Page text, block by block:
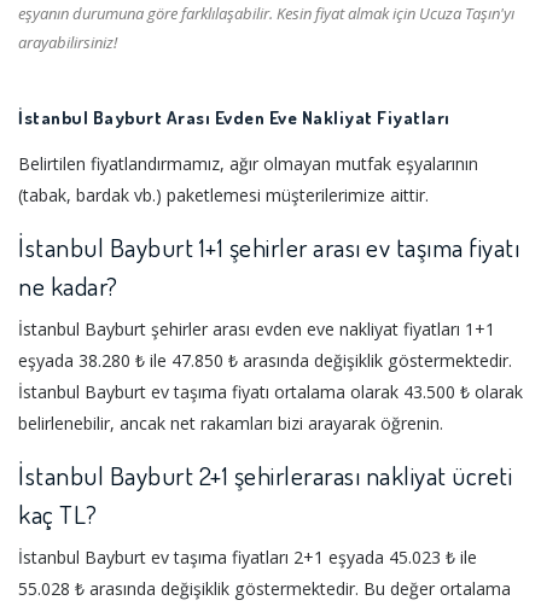
eşyanın durumuna göre farklılaşabilir. Kesin fiyat almak için Ucuza Taşın'yı
arayabilirsiniz!
İstanbul Bayburt Arası Evden Eve Nakliyat Fiyatları
Belirtilen fiyatlandırmamız, ağır olmayan mutfak eşyalarının
(tabak, bardak vb.) paketlemesi müşterilerimize aittir.
İstanbul Bayburt 1+1 şehirler arası ev taşıma fiyatı
ne kadar?
İstanbul Bayburt şehirler arası evden eve nakliyat fiyatları 1+1
eşyada 38.280 ₺ ile 47.850 ₺ arasında değişiklik göstermektedir.
İstanbul Bayburt ev taşıma fiyatı ortalama olarak 43.500 ₺ olarak
belirlenebilir, ancak net rakamları bizi arayarak öğrenin.
İstanbul Bayburt 2+1 şehirlerarası nakliyat ücreti
kaç TL?
İstanbul Bayburt ev taşıma fiyatları 2+1 eşyada 45.023 ₺ ile
55.028 ₺ arasında değişiklik göstermektedir. Bu değer ortalama